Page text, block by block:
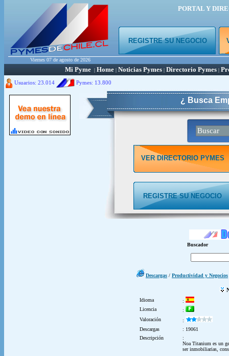
PORTAL Y
REGISTRE SU NEGOCIO
Viernes 07 de agosto de 2026
Mi Pyme | Home | Noticias Pymes | Directorio Pymes |
Usuarios: 23.014 Pymes: 13.800
¿ Busca
VER DIRECTORIO PYMES
REGISTRE SU NEGOCIO
Buscador
Descargas / Productividad y Negocios
Idioma
:
Licencia
:
Valoración
:
Descargas
: 19061
Descripción
:
Noa Titanium es un
ser inmobiliarias,